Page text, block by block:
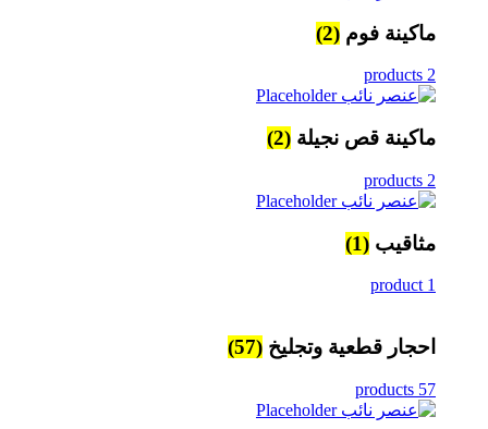
ماكينة فوم (2)
2 products
ماكينة قص نجيلة (2)
2 products
مثاقيب (1)
1 product
احجار قطعية وتجليخ (57)
57 products